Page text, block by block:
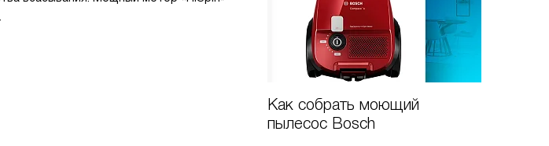
Как собрать моющий
пылесос Bosch